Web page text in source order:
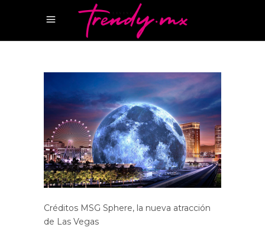
Créditos MSG Sphere, la nueva atracción
de Las Vegas